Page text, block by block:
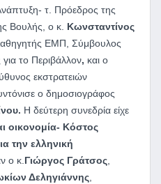
τ. Πρόεδρος της
Βουλής, ο κ. Κωνσταντίνος
ΕΜΠ, Σύμβουλος
το Περιβάλλον, και ο
εκστρατειών
ο δημοσιογράφος
Η δεύτερη συνεδρία είχε
οικονομία- Κόστος
την ελληνική
ο κ.Γιώργος Γράτσος,
Δεληγιάννης,